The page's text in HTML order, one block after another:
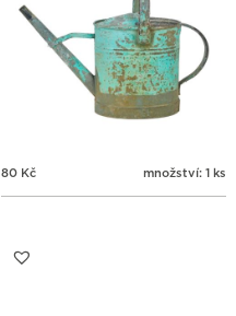
80 Kč množství: 1 ks